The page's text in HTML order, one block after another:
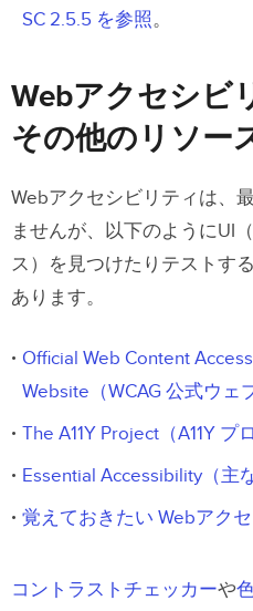
SC 2.5.5 を参照。
Webアクセシビ
その他のリソー
Webアクセシビリティは、
ませんが、以下のようにUI
ス）を見つけたりテストす
あります。
Official Web Content
Website（WCAG 公式ウェ
The A11Y Project（A11Y プ
Essential Accessibility（主
覚えておきたい Webアク
コントラストチェッカーや